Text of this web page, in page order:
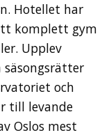
Hotellet har
komplett gym
Upplev
och
till levande
Oslos mest